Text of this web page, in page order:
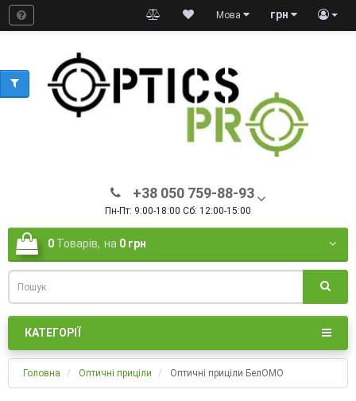
грн
Мова
+38 050 759-88-93
Пн-Пт: 9:00-18:00 Сб: 12:00-15:00
0 Товарів, на 0 грн
КАТЕГОРІЇ
Головна Оптичні приціли Оптичні приціли БелОМО